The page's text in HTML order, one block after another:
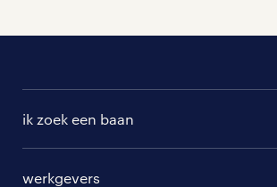
ik zoek een baan
werkgevers